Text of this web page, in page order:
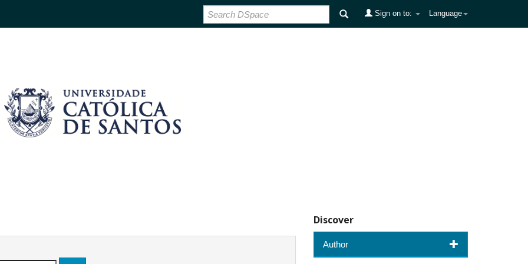
Language
Sign on to:
Discover
Author